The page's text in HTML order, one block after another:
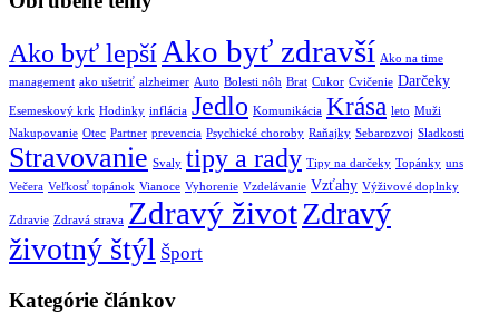
Ako byť lepší Ako byť zdravší Ako na time
management ako ušetriť alzheimer Auto Bolesti nôh Brat Cukor Cvičenie Darčeky
Esemeskový krk Hodinky inflácia Jedlo Komunikácia Krása leto Muži
Nakupovanie Otec Partner prevencia Psychické choroby Raňajky Sebarozvoj Sladkosti
Stravovanie Svaly tipy a rady Tipy na darčeky Topánky uns
Večera Veľkosť topánok Vianoce Vyhorenie Vzdelávanie Vzťahy Výživové doplnky
Zdravie Zdravá strava Zdravý životZdravý
životný štýl Šport
Kategórie článkov